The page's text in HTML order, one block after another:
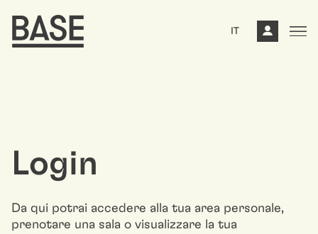
IT
Login
Da qui potrai accedere alla tua area personale,
prenotare una sala o visualizzare la tua